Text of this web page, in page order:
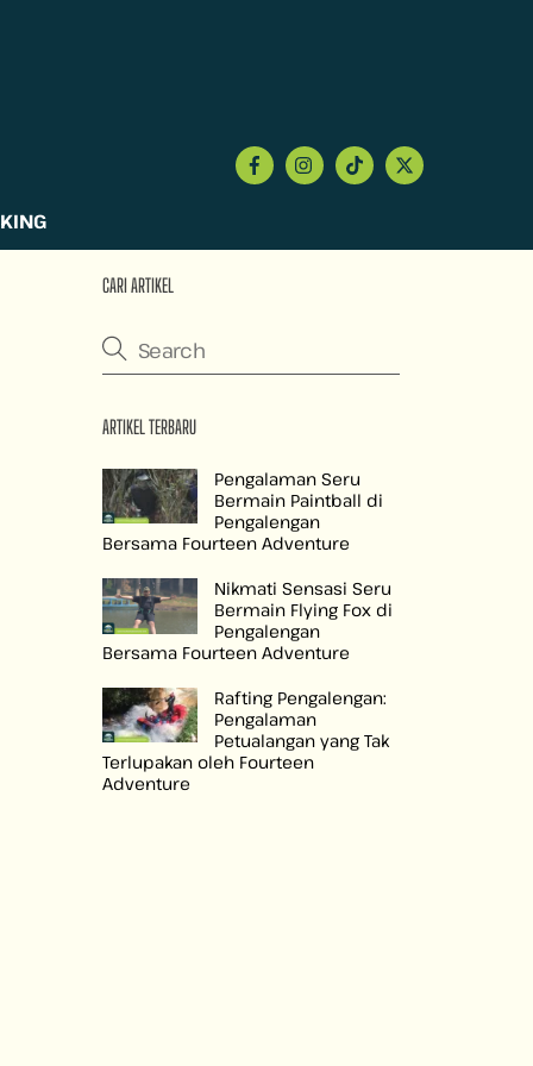
CARI ARTIKEL
ARTIKEL TERBARU
Pengalaman Seru
Bermain Paintball di
Pengalengan
Bersama Fourteen Adventure
Nikmati Sensasi Seru
Bermain Flying Fox di
Pengalengan
Bersama Fourteen Adventure
Rafting Pengalengan:
Pengalaman
Petualangan yang Tak
Terlupakan oleh Fourteen
Adventure